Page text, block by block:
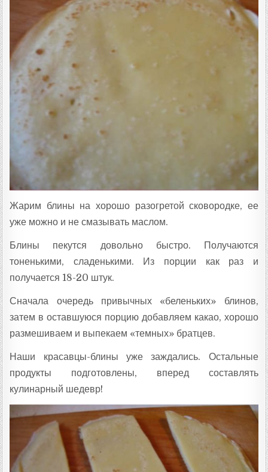
Жарим блины на хорошо разогретой сковородке, ее
уже можно и не смазывать маслом.
Блины пекутся довольно быстро. Получаются
тоненькими, сладенькими. Из порции как раз и
получается 18-20 штук.
Сначала очередь привычных «беленьких» блинов,
затем в оставшуюся порцию добавляем какао, хорошо
размешиваем и выпекаем «темных» братцев.
Наши красавцы-блины уже заждались. Остальные
продукты подготовлены, вперед составлять
кулинарный шедевр!